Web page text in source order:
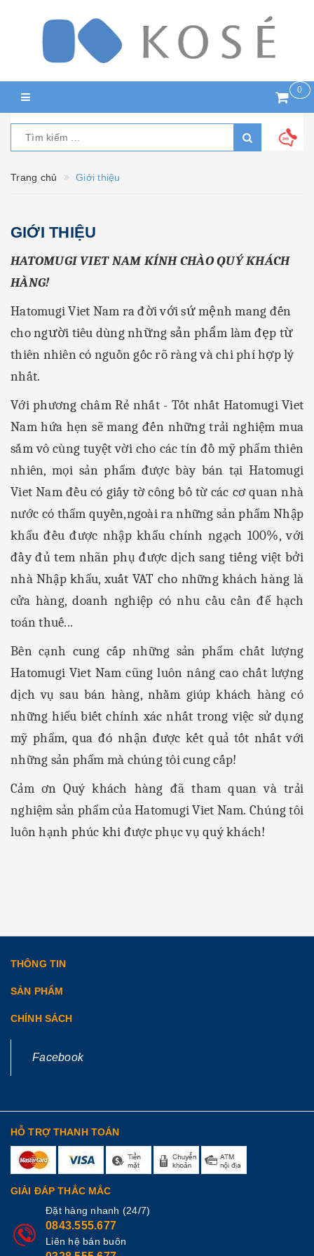
0
Trang chủ Giới thiệu
GIỚI THIỆU
HATOMUGI VIET NAM KÍNH CHÀO QUÝ KHÁCH
HÀNG!
Hatomugi Viet Nam ra đời với sứ mệnh mang đến
cho người tiêu dùng những sản phẩm làm đẹp từ
thiên nhiên có nguồn gốc rõ ràng và chi phí hợp lý
nhất.
Với phương châm Rẻ nhất - Tốt nhất Hatomugi Viet
Namhứa hẹn sẽ mang đến những trải nghiệm mua
sắm vô cùng tuyệt vời cho các tín đồ mỹ phẩm thiên
nhiên, mọi sản phẩm được bày bán tại Hatomugi
Viet Nam đều có giấy tờ công bố từ các cơ quan nhà
nước có thẩm quyền,ngoài ra những sản phẩm Nhập
khẩu đều được nhập khẩu chính ngạch 100%, với
đầy đủ tem nhãn phụ được dịch sang tiếng việt bởi
nhà Nhập khẩu, xuất VAT cho những khách hàng là
cửa hàng, doanh nghiệp có nhu cầu cần để hạch
toán thuế...
Bên cạnh cung cấp những sản phẩm chất lượng
Hatomugi Viet Nam cũng luôn nâng cao chất lượng
dịch vụ sau bán hàng, nhằm giúp khách hàng có
những hiểu biết chính xác nhất trong việc sử dụng
mỹ phẩm, qua đó nhận được kết quả tốt nhất với
những sản phẩm mà chúng tôi cung cấp!
Cảm ơn Quý khách hàng đã tham quan và trải
nghiệm sản phẩm củaHatomugi Viet Nam. Chúng tôi
luôn hạnh phúc khi được phục vụ quý khách!
THÔNG TIN
SẢN PHẨM
CHÍNH SÁCH
Facebook
HỖ TRỢ THANH TOÁN
GIẢI ĐÁP THẮC MẮC
Đặt hàng nhanh (24/7)
0843.555.677
Liên hệ bán buôn